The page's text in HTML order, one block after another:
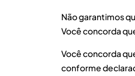
Não garantimos
Você concorda
Você concorda
conforme